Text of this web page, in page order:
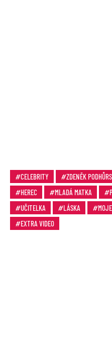
CELEBRITY ZDENĚK
HEREC
MLADÁ MATKA
UČITELKA
LÁSKA
EXTRA VIDEO